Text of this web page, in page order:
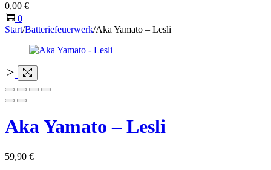
0,00 €
0
Start/Batteriefeuerwerk/Aka Yamato – Lesli
Aka Yamato – Lesli
59,90 €